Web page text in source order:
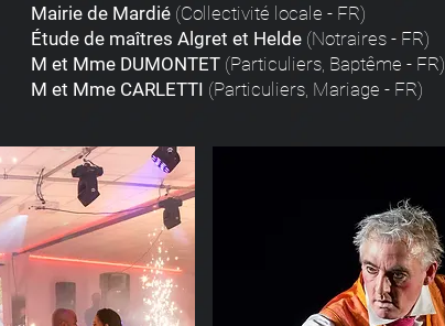
Mairie de Mardié (Collectivité locale - FR)
Étude de maîtres Algret et Helde (Notraires - FR)
M et Mme DUMONTET (Particuliers, Baptême - FR)
M et Mme CARLETTI (Particuliers, Mariage - FR)